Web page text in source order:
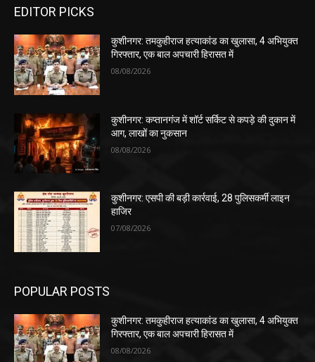
EDITOR PICKS
कुशीनगर: तमकुहीराज हत्याकांड का खुलासा, 4 अभियुक्त
गिरफ्तार, एक बाल अपचारी हिरासत में
08/08/2026
कुशीनगर: कप्तानगंज में शॉर्ट सर्किट से कपड़े की दुकान में
आग, लाखों का नुकसान
08/08/2026
कुशीनगर: एसपी की बड़ी कार्रवाई, 28 पुलिसकर्मी लाइन
हाजिर
07/08/2026
POPULAR POSTS
कुशीनगर: तमकुहीराज हत्याकांड का खुलासा, 4 अभियुक्त
गिरफ्तार, एक बाल अपचारी हिरासत में
08/08/2026